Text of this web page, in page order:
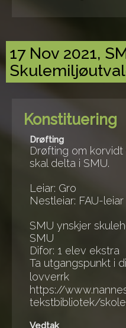
17 Nov 2021,
Konstituering
Drøfting
Drøfting om
skal delta i SMU.
Leiar: Gro
Nestleiar: FAU-
SMU ynskjer
SMU
Difor: 1 elev ekstra
Ta utgangspunkt i
lovverrk
https://
tekstbibliotek/
Vedtak